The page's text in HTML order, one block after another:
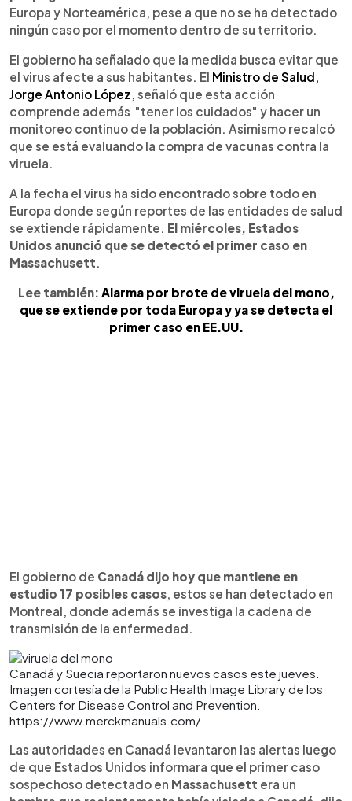
Europa y Norteamérica, pese a que no se ha detectado
ningún caso por el momento dentro de su territorio.
El gobierno ha señalado que la medida busca evitar que
el virus afecte a sus habitantes. El Ministro de Salud,
Jorge Antonio López, señaló que esta acción
comprende además "tener los cuidados" y hacer un
monitoreo continuo de la población. Asimismo recalcó
que se está evaluando la compra de vacunas contra la
viruela.
A la fecha el virus ha sido encontrado sobre todo en
Europa donde según reportes de las entidades de salud
se extiende rápidamente. El miércoles, Estados
Unidos anunció que se detectó el primer caso en
Massachusett.
Lee también: Alarma por brote de viruela del mono,
que se extiende por toda Europa y ya se detecta el
primer caso en EE.UU.
El gobierno de Canadá dijo hoy que mantiene en
estudio 17 posibles casos, estos se han detectado en
Montreal, donde además se investiga la cadena de
transmisión de la enfermedad.
Canadá y Suecia reportaron nuevos casos este jueves.
Imagen cortesía de la Public Health Image Library de los
Centers for Disease Control and Prevention.
https://www.merckmanuals.com/
Las autoridades en Canadá levantaron las alertas luego
de que Estados Unidos informara que el primer caso
sospechoso detectado en Massachusett era un